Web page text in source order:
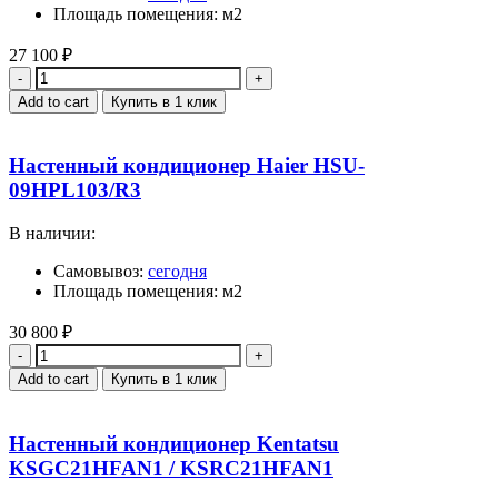
Площадь помещения: м2
27 100 ₽
Quantity
Add to cart Купить в 1 клик
Настенный кондиционер Haier HSU-
09HPL103/R3
В наличии:
Самовывоз: сегодня
Площадь помещения: м2
30 800 ₽
Quantity
Add to cart Купить в 1 клик
Настенный кондиционер Kentatsu
KSGC21HFAN1 / KSRC21HFAN1